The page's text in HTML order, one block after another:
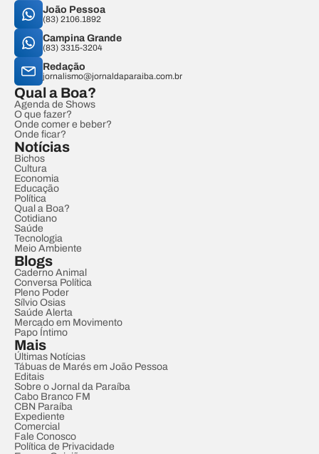
João Pessoa
(83) 2106.1892
Campina Grande
(83) 3315-3204
Redação
jornalismo@jornaldaparaiba.com.br
Qual a Boa?
Agenda de Shows
O que fazer?
Onde comer e beber?
Onde ficar?
Notícias
Bichos
Cultura
Economia
Educação
Política
Qual a Boa?
Cotidiano
Saúde
Tecnologia
Meio Ambiente
Blogs
Caderno Animal
Conversa Política
Pleno Poder
Sílvio Osias
Saúde Alerta
Mercado em Movimento
Papo Íntimo
Mais
Últimas Notícias
Tábuas de Marés em João Pessoa
Editais
Sobre o Jornal da Paraíba
Cabo Branco FM
CBN Paraíba
Expediente
Comercial
Fale Conosco
Política de Privacidade